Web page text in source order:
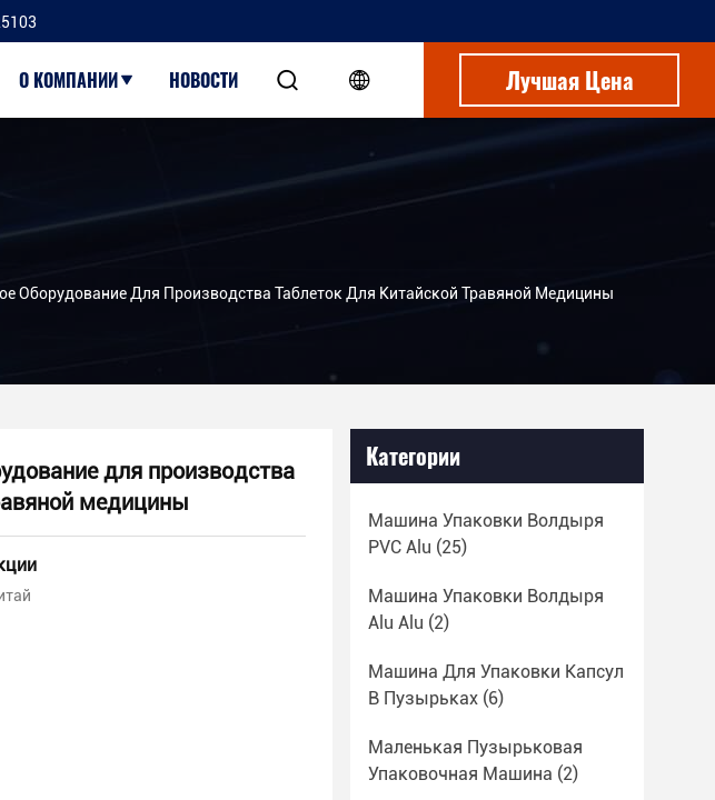
О КОМПАНИИ НОВОСТИ Лучшая Цена
Оборудование Для Производства Таблеток Для Китайской Травяной Медицины
для производства
медицины
Категории
Машина Упаковки Волдыря
PVC Alu (25)
Машина Упаковки Волдыря
Alu Alu (2)
Машина Для Упаковки Капсул
В Пузырьках (6)
Маленькая Пузырьковая
Упаковочная Машина (2)